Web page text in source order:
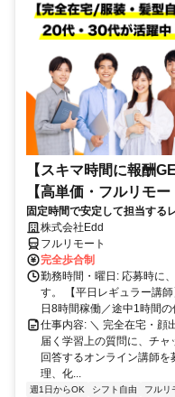
【スキマ時間に報酬
【高単価・フルリモー
固定時間で安定して担当する
ト講師から選べます！
株式会社Edd
フルリモート
完全歩合制
勤務時間・曜日: 応募時に
す。 【平日レギュラー講
日8時間稼働／途中1時間の
仕事内容: ＼ 完全在宅・顔
届く学習上の質問に、チ
回答するオンライン講師
理、化...
週1日からOK シフト自由 フルリ